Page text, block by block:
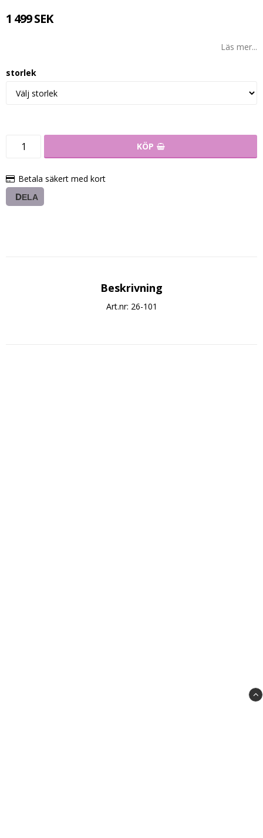
1 499 SEK
Läs mer...
storlek
KÖP
Betala säkert med kort
DELA
Beskrivning
Art.nr: 26-101